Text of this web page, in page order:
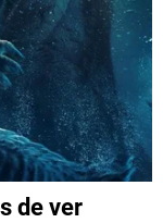
de ver